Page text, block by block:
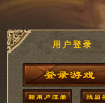
《
用户登录